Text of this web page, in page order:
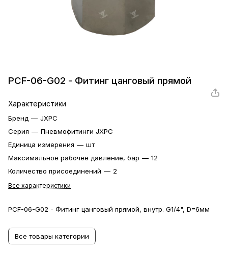
PCF-06-G02 - Фитинг цанговый прямой
Характеристики
Бренд — JXPC
Серия — Пневмофитинги JXPC
Единица измерения — шт
Максимальное рабочее давление, бар — 12
Количество присоединений — 2
Все характеристики
PCF-06-G02 - Фитинг цанговый прямой, внутр. G1/4", D=6мм
Все товары категории